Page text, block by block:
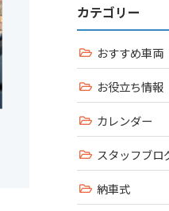
カテゴリー
おすすめ車両
お役立ち情報
カレンダー
スタッフブロ
納車式